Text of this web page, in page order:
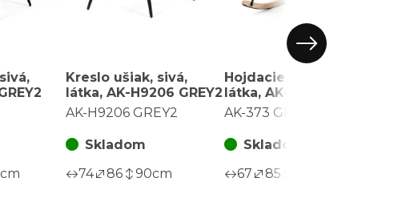
cm
Kreslo ušiak, sivá,
látka, AK-H9206 GREY2
AK-H9206 GREY2
Skladom
74
86 90cm
Hojdacie kreslo, sivá,
látka, AK-373 GREY2
AK-373 GREY2
Skladom
67
85